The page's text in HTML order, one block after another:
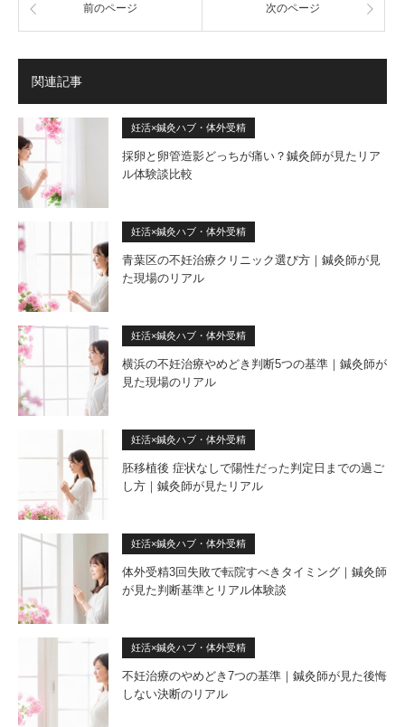
前のページ 次のページ
関連記事
妊活×鍼灸ハブ・体外受精
採卵と卵管造影どっちが痛い？鍼灸師が見たリア
ル体験談比較
妊活×鍼灸ハブ・体外受精
青葉区の不妊治療クリニック選び方｜鍼灸師が見
た現場のリアル
妊活×鍼灸ハブ・体外受精
横浜の不妊治療やめどき判断5つの基準｜鍼灸師が
見た現場のリアル
妊活×鍼灸ハブ・体外受精
胚移植後 症状なしで陽性だった判定日までの過ご
し方｜鍼灸師が見たリアル
妊活×鍼灸ハブ・体外受精
体外受精3回失敗で転院すべきタイミング｜鍼灸師
が見た判断基準とリアル体験談
妊活×鍼灸ハブ・体外受精
不妊治療のやめどき7つの基準｜鍼灸師が見た後悔
しない決断のリアル